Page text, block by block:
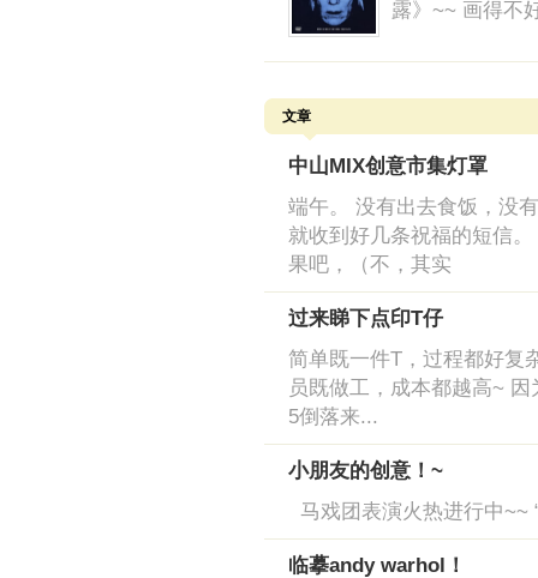
露》~~ 画得不
文章
中山MIX创意市集灯罩
端午。 没有出去食饭，没
就收到好几条祝福的短信
果吧，（不，其实
过来睇下点印T仔
简单既一件T，过程都好复
员既做工，成本都越高~
5倒落来...
小朋友的创意！~
马戏团表演火热进行中~~
临摹andy warhol！